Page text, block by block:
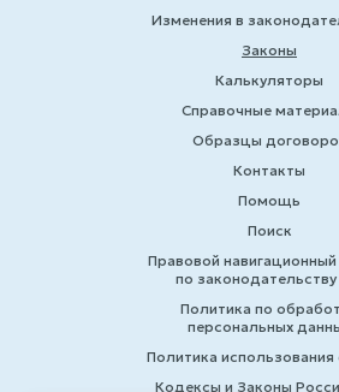
Изменения в
Законы
Калькуляторы
Справочные
Образцы
Контакты
Помощь
Поиск
Правовой навигационный
по
Политика по
персональных
Политика использования
Кодексы и Законы